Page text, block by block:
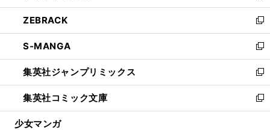
開
く
ウ
で
開
く
ン
ド
ウ
で
開
く
ウ
ィ
ン
ド
ウ
で
開
く
し
い
ウ
ィ
ン
ド
ウ
で
開
ZEBRACK
新
し
い
ウ
ィ
ン
ド
ウ
S-MANGA
新
し
い
ウ
ィ
ン
集英社ジャンプリミックス
新
し
い
ウ
集英社コミック文庫
新
し
少女マンガ